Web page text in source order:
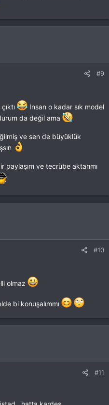
#9
Insan o kadar sık model
da değil ama
ve sen de büyüklük
paylaşım ve tecrübe aktarımı
#10
olmaz
bi konuşalımmı
#11